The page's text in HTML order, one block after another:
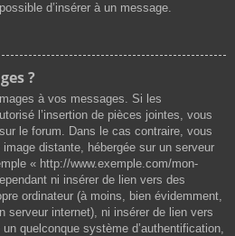
d’insérer à un message.
?
à vos messages. Si les
l’insertion de pièces jointes, vous
le forum. Dans le cas contraire, vous
distante, hébergée sur un serveur
« http://www.exemple.com/mon-
ni insérer de lien vers des
ordinateur (à moins, bien évidemment,
serveur internet), ni insérer de lien vers
quelconque système d’authentification,